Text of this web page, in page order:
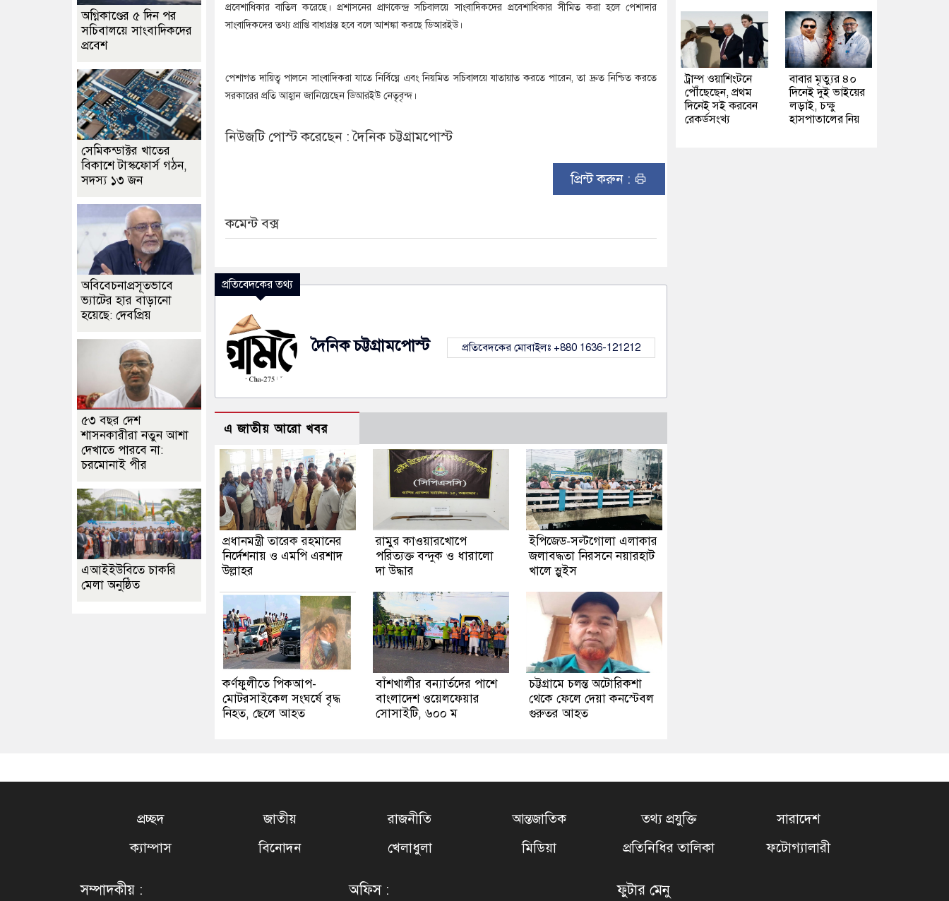
প্রবেশাধিকার বাতিল করেছে। প্রশাসনের প্রাণকেন্দ্র সচিবালয়ে সাংবাদিকদের প্রবেশাধিকার সীমিত করা হলে পেশাদার
সাংবাদিকদের তথ্য প্রাপ্তি বাধাগ্রস্ত হবে বলে আশঙ্কা করছে ডিআরইউ।
পেশাগত দায়িত্ব পালনে সাংবাদিকরা যাতে নির্বিঘ্নে এবং নিয়মিত সচিবালয়ে যাতায়াত করতে পারেন, তা দ্রুত নিশ্চিত করতে
সরকারের প্রতি আহ্বান জানিয়েছেন ডিআরইউ নেতৃবৃন্দ।
নিউজটি পোস্ট করেছেন : দৈনিক চট্টগ্রামপোস্ট
প্রিন্ট করুন :
কমেন্ট বক্স
প্রতিবেদকের তথ্য
দৈনিক চট্টগ্রামপোস্ট প্রতিবেদকের মোবাইলঃ +880 1636-121212
এ জাতীয় আরো খবর
প্রধানমন্ত্রী তারেক রহমানের
নির্দেশনায় ও এমপি এরশাদ
উল্লাহর
রামুর কাওয়ারখোপে
পরিত্যক্ত বন্দুক ও ধারালো
দা উদ্ধার
ইপিজেড-সল্টগোলা এলাকার
জলাবদ্ধতা নিরসনে নয়ারহাট
খালে স্লুইস
কর্ণফুলীতে পিকআপ-
মোটরসাইকেল সংঘর্ষে বৃদ্ধ
নিহত, ছেলে আহত
বাঁশখালীর বন্যার্তদের পাশে
বাংলাদেশ ওয়েলফেয়ার
সোসাইটি, ৬০০ ম
চট্টগ্রামে চলন্ত অটোরিকশা
থেকে ফেলে দেয়া কনস্টেবল
গুরুতর আহত
অগ্নিকাণ্ডের ৫ দিন পর
সচিবালয়ে সাংবাদিকদের
প্রবেশ
সেমিকন্ডাক্টর খাতের
বিকাশে টাস্কফোর্স গঠন,
সদস্য ১৩ জন
অবিবেচনাপ্রসূতভাবে
ভ্যাটের হার বাড়ানো
হয়েছে: দেবপ্রিয়
৫৩ বছর দেশ
শাসনকারীরা নতুন আশা
দেখাতে পারবে না:
চরমোনাই পীর
এআইইউবিতে চাকরি
মেলা অনুষ্ঠিত
ট্রাম্প ওয়াশিংটনে
পৌঁছেছেন, প্রথম
দিনেই সই করবেন
রেকর্ডসংখ্য
বাবার মৃত্যুর ৪০
দিনেই দুই ভাইয়ের
লড়াই, চক্ষু
হাসপাতালের নিয়
প্রচ্ছদ জাতীয় রাজনীতি আন্তজাতিক তথ্য প্রযুক্তি
সারাদেশ
ক্যাম্পাস
বিনোদন খেলাধুলা মিডিয়া প্রতিনিধির তালিকা ফটোগ্যালারী
সম্পাদকীয় : অফিস : ফুটার মেনু